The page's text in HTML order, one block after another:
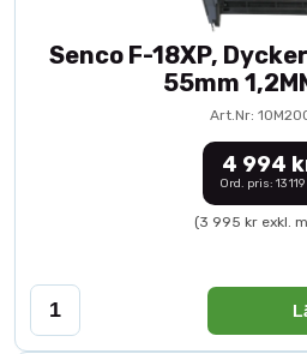
Senco F-18XP,
55mm
Art.Nr:
4 994
Ord. pris: 13
(3 995 kr exkl.